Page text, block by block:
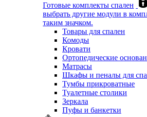
Готовые комплекты спален
выбрать другие модули в
таким значком.
Товары для спален
Комоды
Кровати
Ортопедические
Матрасы
Шкафы и пеналы для
Тумбы прикроватные
Туалетные столики
Зеркала
Пуфы и банкетки